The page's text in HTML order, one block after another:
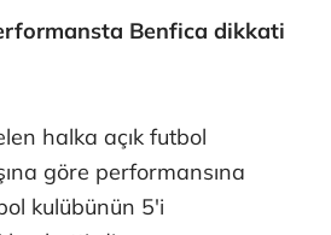
Benfica dikkati
halka açık futbol
göre performansına
kulübünün 5'i